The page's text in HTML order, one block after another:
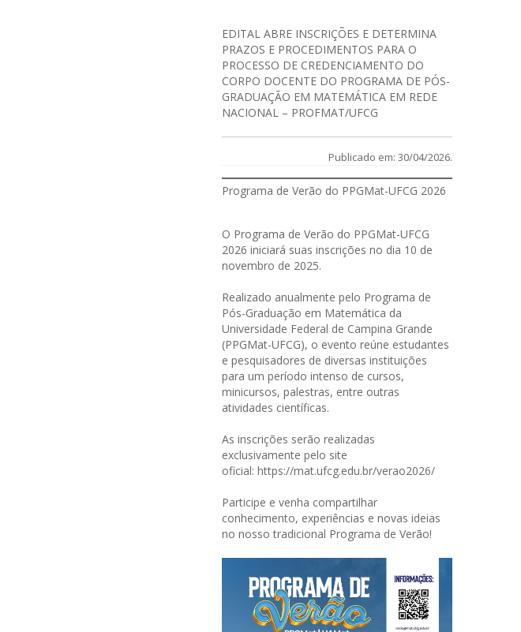
EDITALABRE INSCRIÇÕES E DETERMINA
PRAZOS E PROCEDIMENTOS PARA O
PROCESSO DE CREDENCIAMENTO DO
CORPO DOCENTE DO PROGRAMA DE PÓS-
GRADUAÇÃO EM MATEMÁTICA EM REDE
NACIONAL – PROFMAT/UFCG
Publicado em: 30/04/2026.
Programa de Verão do PPGMat-UFCG 2026
O Programa de Verão do PPGMat-UFCG
2026 iniciará suas inscrições no dia 10 de
novembro de 2025.
Realizado anualmente pelo Programa de
Pós-Graduação em Matemática da
Universidade Federal de Campina Grande
(PPGMat-UFCG), o evento reúne estudantes
e pesquisadores de diversas instituições
para um período intenso de cursos,
minicursos, palestras, entre outras
atividades científicas.
As inscrições serão realizadas
exclusivamente pelo site
oficial: https://mat.ufcg.edu.br/verao2026/
Participe e venha compartilhar
conhecimento, experiências e novas ideias
no nosso tradicional Programa de Verão!